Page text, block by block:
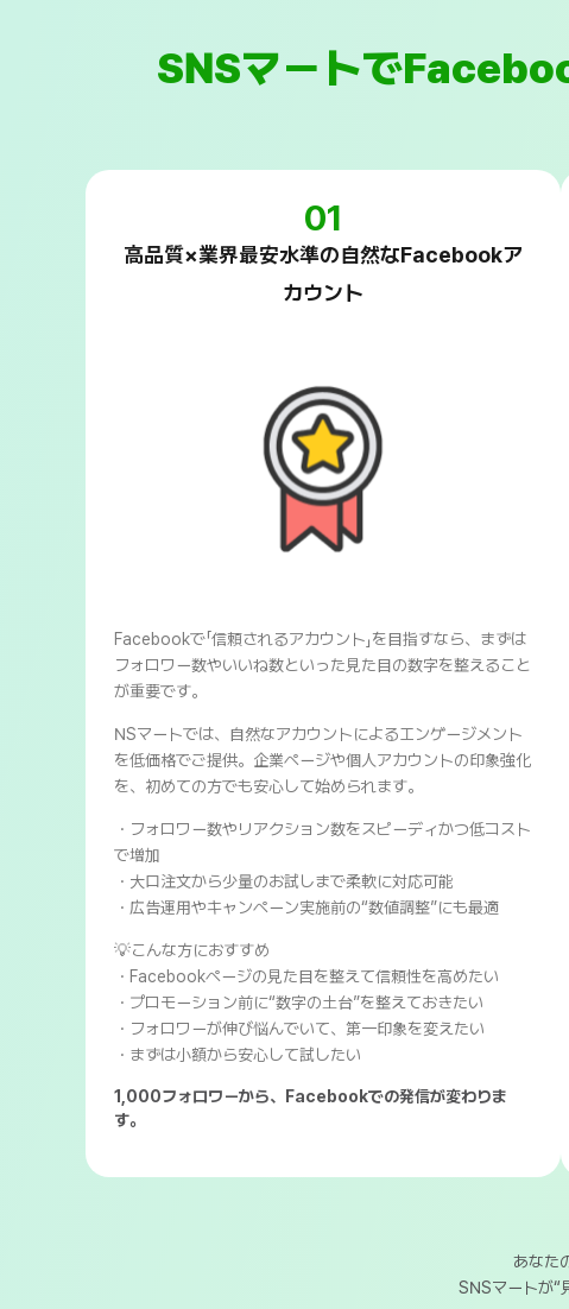
SNSマートで
01
高品質×業界最安水準の自然なFacebookア
カウント
Facebookで「信頼されるアカウント」を目指すなら、まずは
フォロワー数やいいね数といった見た目の数字を整えること
が重要です。
NSマートでは、自然なアカウントによるエンゲージメント
を低価格でご提供。企業ページや個人アカウントの印象強化
を、初めての方でも安心して始められます。
・フォロワー数やリアクション数をスピーディかつ低コスト
で増加
・大口注文から少量のお試しまで柔軟に対応可能
・広告運用やキャンペーン実施前の“数値調整”にも最適
💡こんな方におすすめ
・Facebookページの見た目を整えて信頼性を高めたい
・プロモーション前に“数字の土台”を整えておきたい
・フォロワーが伸び悩んでいて、第一印象を変えたい
・まずは小額から安心して試したい
1,000フォロワーから、Facebookでの発信が変わりま
す。
あなた
SNSマートが“